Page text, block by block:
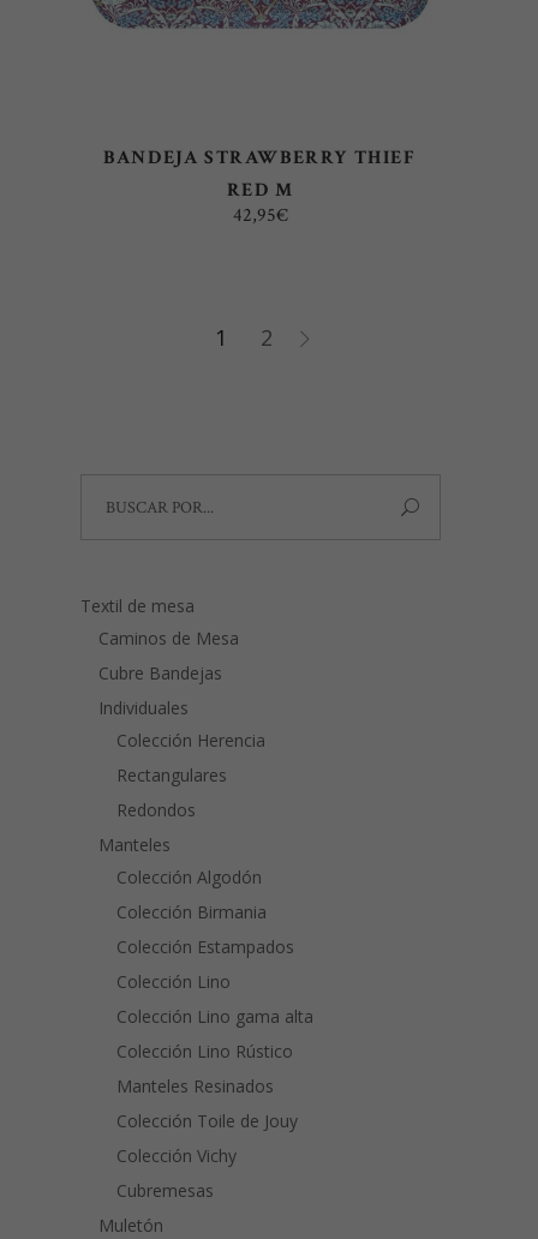
BANDEJA STRAWBERRY THIEF
RED M
42,95€
1 2
Textil de mesa
Caminos de Mesa
Cubre Bandejas
Individuales
Colección Herencia
Rectangulares
Redondos
Manteles
Colección Algodón
Colección Birmania
Colección Estampados
Colección Lino
Colección Lino gama alta
Colección Lino Rústico
Manteles Resinados
Colección Toile de Jouy
Colección Vichy
Cubremesas
Muletón